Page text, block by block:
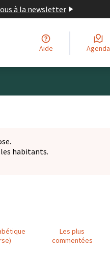
à la newsletter
Aide Agenda
habitants.
Les plus
commentées